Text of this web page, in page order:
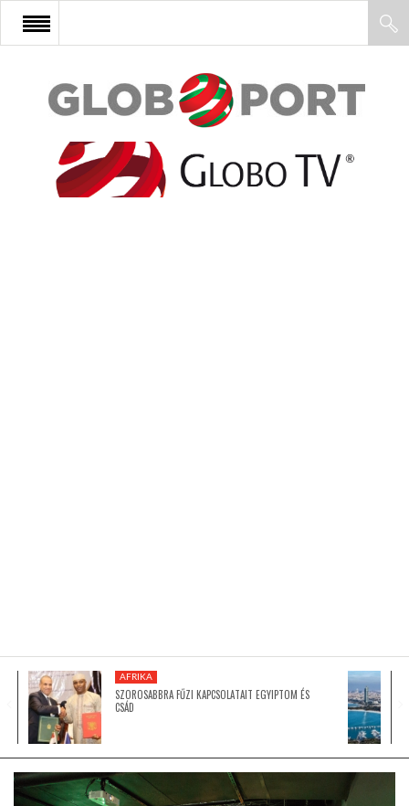
FŐOLDAL
AFRIKA
GLOBOTV BP
HÍR3D
AFRIKA
SZOROSABBRA FŰZI KAPCSOLATAIT EGYIPTOM ÉS
CSÁD